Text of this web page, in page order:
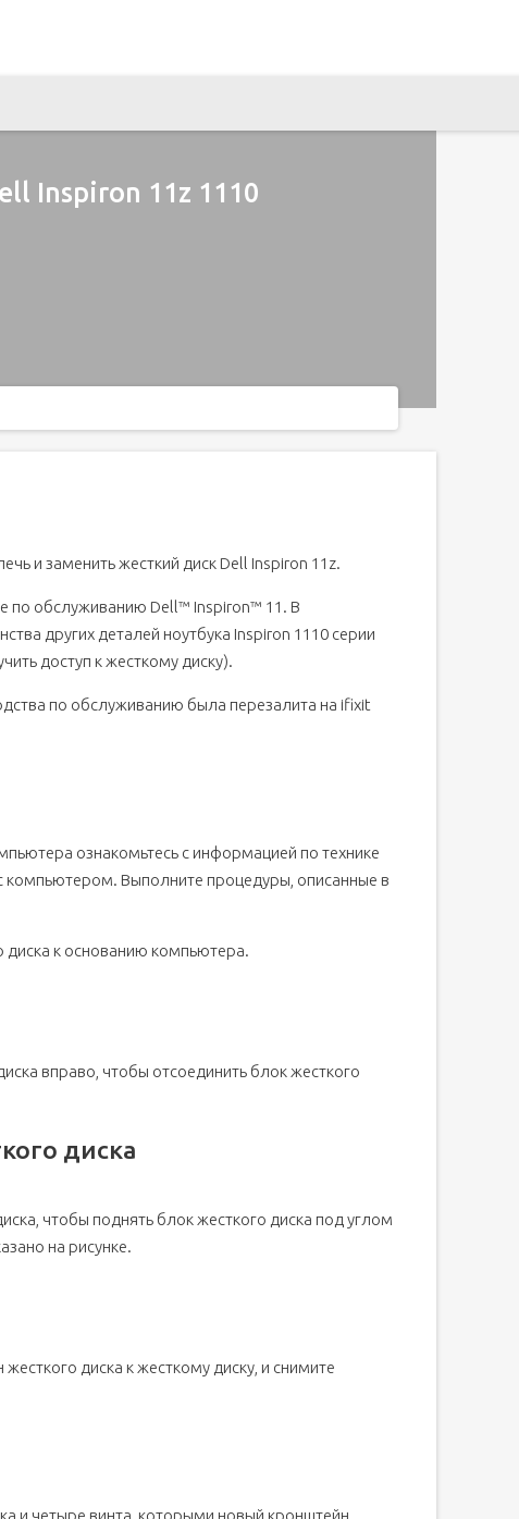
Inspiron 11z 1110
и заменить жесткий диск Dell Inspiron 11z.
по обслуживанию Dell™ Inspiron™ 11. В
других деталей ноутбука Inspiron 1110 серии
доступ к жесткому диску).
по обслуживанию была перезалита на ifixit
ознакомьтесь с информацией по технике
компьютером. Выполните процедуры, описанные в
диска к основанию компьютера.
вправо, чтобы отсоединить блок жесткого
диска
чтобы поднять блок жесткого диска под углом
на рисунке.
диска к жесткому диску, и снимите
и четыре винта, которыми новый кронштейн